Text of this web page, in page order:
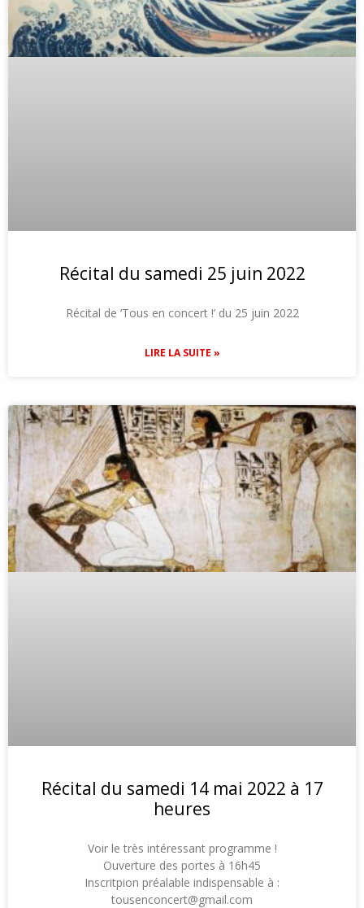
Récital du samedi 25 juin 2022
Récital de ‘Tous en concert !’ du 25 juin 2022
LIRE LA SUITE »
Récital du samedi 14 mai 2022 à 17
heures
Voir le très intéressant programme !
Ouverture des portes à 16h45
Inscritpion préalable indispensable à :
tousenconcert@gmail.com